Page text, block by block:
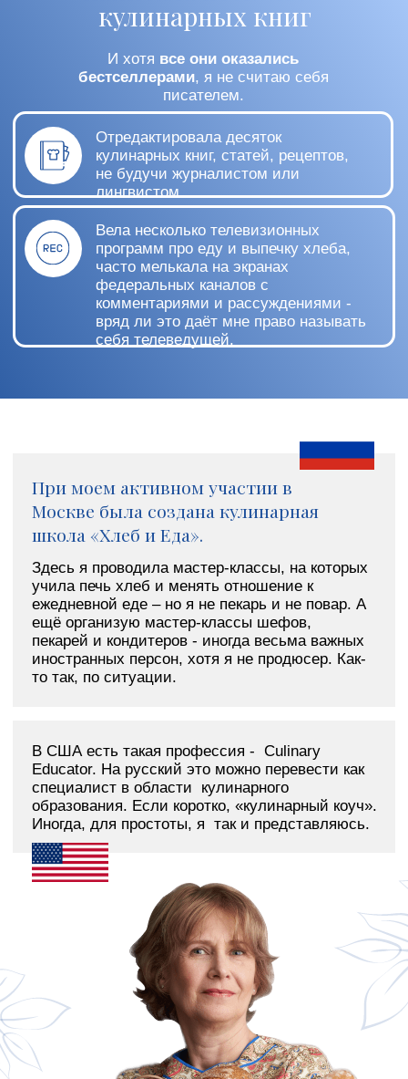
В США есть такая профессия - Culinary
специалист в области кулинарного
образования. Если коротко, «кулинарный коуч».
Иногда, для простоты, я так и представляюсь.
Зачем учиться
"Всё начинается за столом". Я очень люблю эту
французскую поговорку. Действительно, еда
сопровождает нас всю жизнь, и только от нас
зависит, будет ли это условно-съедобный набор
белков, жиров и углеводов, или вкусная,
красивая, полезная еда. Кстати, сегодня
социологи прямо говорят, что в ближайшем
будущем всё, что сделано специально для вас,
станет предметом роскоши. Еда – не
исключение. И эта та роскошь, которую каждый
из нас может себе позволить. А ещё приготовить
еду близкому человеку – самый простой и
мы познаем мир,
знакомимся с культурными традициями стран и
народов. Чем больше человек путешествует,
видит мир, читает — тем шире его кругозор и
открытость миру, ярче его палитра вкусов.
А можно совершить кругосветное путешествие,